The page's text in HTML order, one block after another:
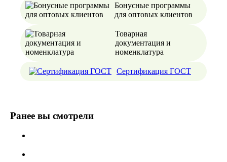
Бонусные программы
для оптовых клиентов
Товарная
документация и
номенклатура
Сертификация ГОСТ
Ранее вы смотрели